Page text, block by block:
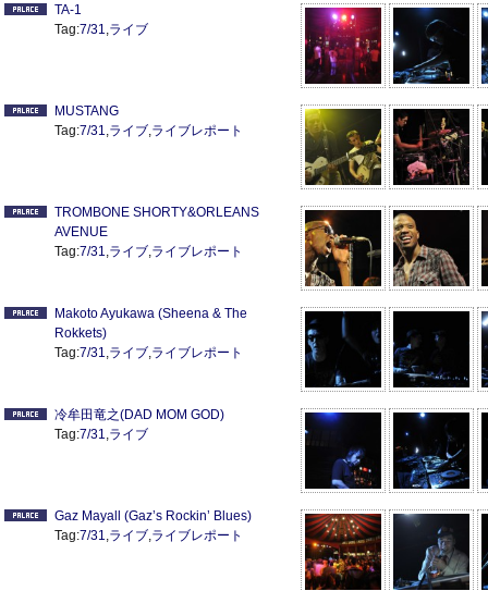
TA-1
Tag:7/31,ライブ
MUSTANG
Tag:7/31,ライブ,ライブレポート
TROMBONE SHORTY&ORLEANS
AVENUE
Tag:7/31,ライブ,ライブレポート
Makoto Ayukawa (Sheena & The
Rokkets)
Tag:7/31,ライブ,ライブレポート
冷牟田竜之(DAD MOM GOD)
Tag:7/31,ライブ
Gaz Mayall (Gaz’s Rockin’ Blues)
Tag:7/31,ライブ,ライブレポート